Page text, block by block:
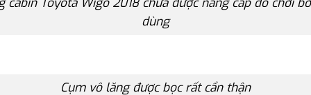
dùng
Cụm vô lăng được bọc rất cẩn thận